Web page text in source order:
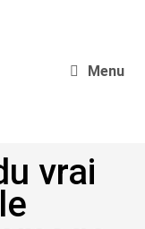
Menu
vrai